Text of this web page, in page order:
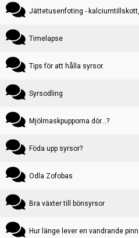
Jättetusenfoting -
Timelapse
Tips för att hålla syrsor.
Syrsodling
Mjölmaskpupporna dör...?
Föda upp syrsor?
Odla Zofobas
Bra växter till bönsyrsor
Hur länge lever en vandrande